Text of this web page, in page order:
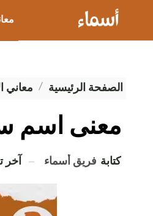
الصفحة الرئيسية معاني
معنى اسم
كتابة فريق أسماء آخر